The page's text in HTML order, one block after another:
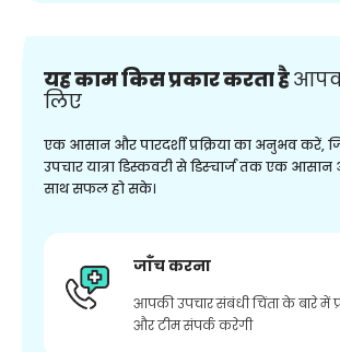
यह काम किस प्रकार करता है
लिए
एक आसान और पारदर्शी प्रक्रिया का अनुभव करें,
उपचार यात्रा डिस्कवरी से डिस्चार्ज तक एक आसान
साथ सफल हो सके।
जाँच करना
आपकी उपचार संबंधी चिंता के बारे में
और टीम संपर्क करेगी